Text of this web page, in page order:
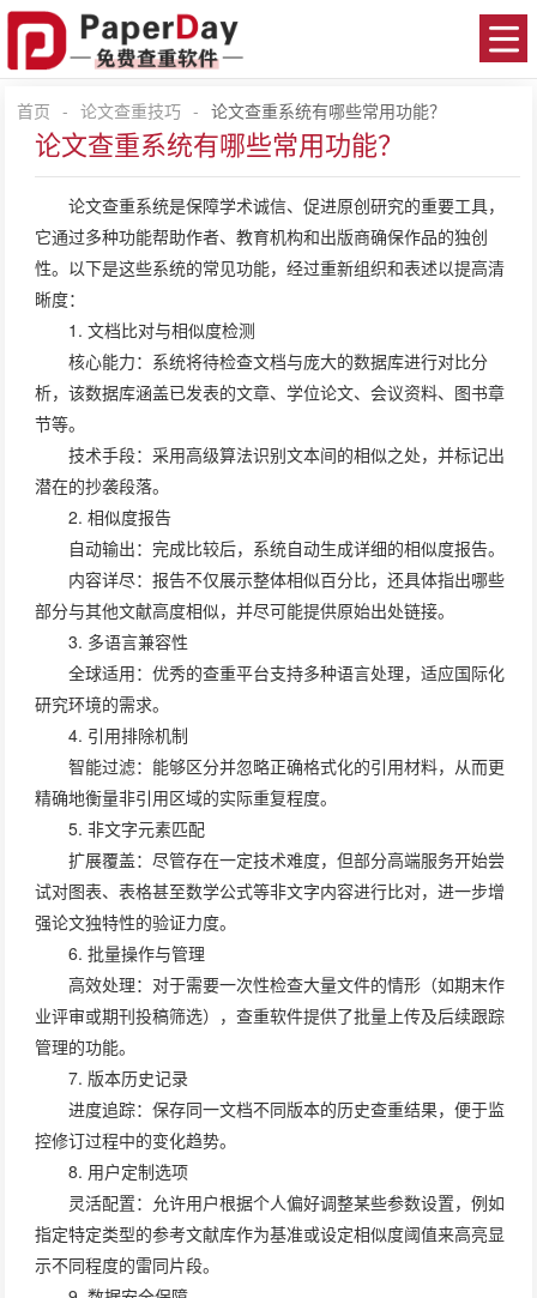
首页 - 论文查重技巧 - 论文查重系统有哪些常用功能？
论文查重系统有哪些常用功能？
论文查重系统是保障学术诚信、促进原创研究的重要工具，
它通过多种功能帮助作者、教育机构和出版商确保作品的独创
性。以下是这些系统的常见功能，经过重新组织和表述以提高清
晰度：
1. 文档比对与相似度检测
核心能力：系统将待检查文档与庞大的数据库进行对比分
析，该数据库涵盖已发表的文章、学位论文、会议资料、图书章
节等。
技术手段：采用高级算法识别文本间的相似之处，并标记出
潜在的抄袭段落。
2. 相似度报告
自动输出：完成比较后，系统自动生成详细的相似度报告。
内容详尽：报告不仅展示整体相似百分比，还具体指出哪些
部分与其他文献高度相似，并尽可能提供原始出处链接。
3. 多语言兼容性
全球适用：优秀的查重平台支持多种语言处理，适应国际化
研究环境的需求。
4. 引用排除机制
智能过滤：能够区分并忽略正确格式化的引用材料，从而更
精确地衡量非引用区域的实际重复程度。
5. 非文字元素匹配
扩展覆盖：尽管存在一定技术难度，但部分高端服务开始尝
试对图表、表格甚至数学公式等非文字内容进行比对，进一步增
强论文独特性的验证力度。
6. 批量操作与管理
高效处理：对于需要一次性检查大量文件的情形（如期末作
业评审或期刊投稿筛选），查重软件提供了批量上传及后续跟踪
管理的功能。
7. 版本历史记录
进度追踪：保存同一文档不同版本的历史查重结果，便于监
控修订过程中的变化趋势。
8. 用户定制选项
灵活配置：允许用户根据个人偏好调整某些参数设置，例如
指定特定类型的参考文献库作为基准或设定相似度阈值来高亮显
示不同程度的雷同片段。